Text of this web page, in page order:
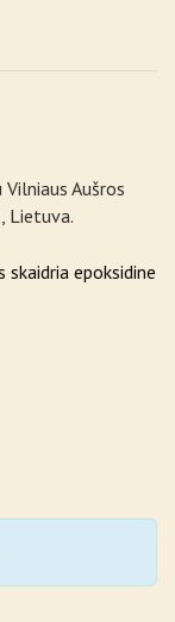
Aušros
Lietuva.
epoksidine